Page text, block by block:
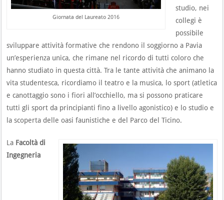
Giornata del Laureato 2016
studio, nei
collegi è
possibile
sviluppare attività formative che rendono il soggiorno a Pavia
un’esperienza unica, che rimane nel ricordo di tutti coloro che
hanno studiato in questa città. Tra le tante attività che animano la
vita studentesca, ricordiamo il teatro e la musica, lo sport (atletica
e canottaggio sono i fiori all’occhiello, ma si possono praticare
tutti gli sport da principianti fino a livello agonistico) e lo studio e
la scoperta delle oasi faunistiche e del Parco del Ticino.
La Facoltà di
Ingegneria